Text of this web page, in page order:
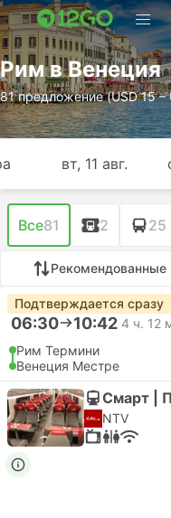
Рим в Венеция
81 предложение (USD 15 –
вт, 11 авг.
Все81 2 25
Рекомендованные
Подтверждается сразу
06:30 10:42 4 ч. 12
Рим Термини
Венеция Местре
Смарт |
NTV